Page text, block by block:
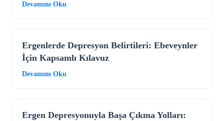
Devamını Oku
Ergenlerde Depresyon Belirtileri: Ebeveynler
İçin Kapsamlı Kılavuz
Devamını Oku
Ergen Depresyonuyla Başa Çıkma Yolları: